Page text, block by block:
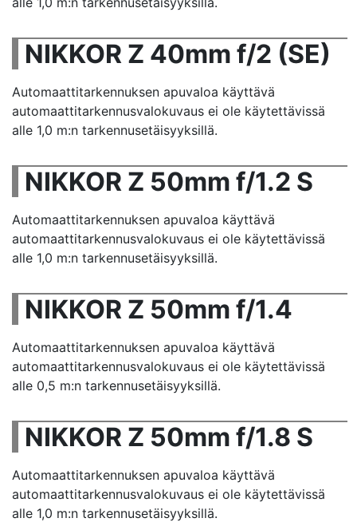
NIKKOR Z 40mm f/2 (SE)
Automaattitarkennuksen apuvaloa käyttävä
automaattitarkennusvalokuvaus ei ole käytettävissä
alle 1,0 m:n tarkennusetäisyyksillä.
NIKKOR Z 50mm f/1.2 S
Automaattitarkennuksen apuvaloa käyttävä
automaattitarkennusvalokuvaus ei ole käytettävissä
alle 1,0 m:n tarkennusetäisyyksillä.
NIKKOR Z 50mm f/1.4
Automaattitarkennuksen apuvaloa käyttävä
automaattitarkennusvalokuvaus ei ole käytettävissä
alle 0,5 m:n tarkennusetäisyyksillä.
NIKKOR Z 50mm f/1.8 S
Automaattitarkennuksen apuvaloa käyttävä
automaattitarkennusvalokuvaus ei ole käytettävissä
alle 1,0 m:n tarkennusetäisyyksillä.